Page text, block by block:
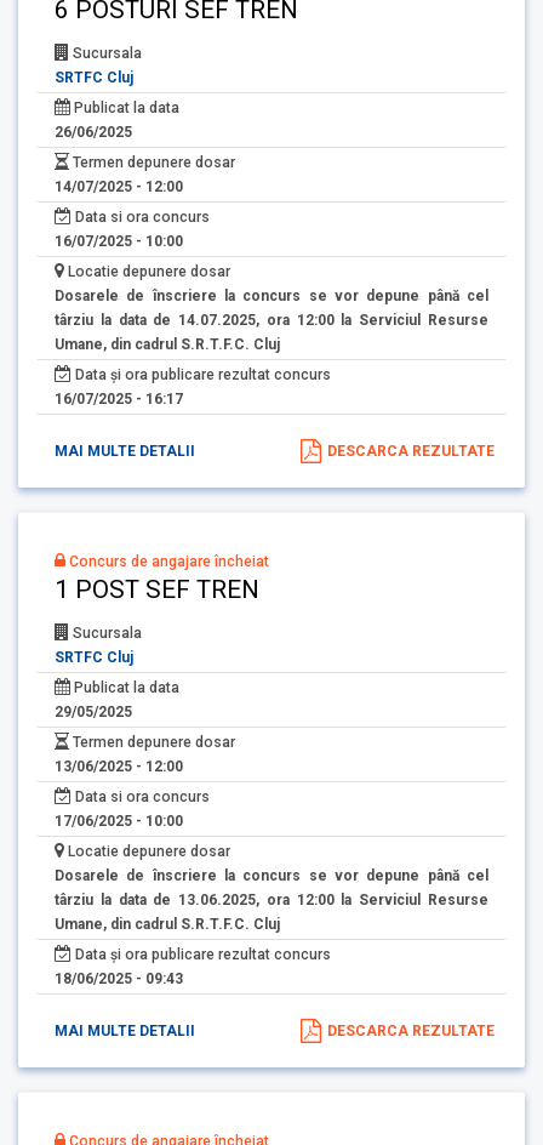
6 POSTURI SEF TREN
Sucursala
SRTFC Cluj
Publicat la data
26/06/2025
Termen depunere dosar
14/07/2025 - 12:00
Data si ora concurs
16/07/2025 - 10:00
Locatie depunere dosar
Dosarele de înscriere la concurs se vor depune până cel
târziu la data de 14.07.2025, ora 12:00 la Serviciul Resurse
Umane, din cadrul S.R.T.F.C. Cluj
Data și ora publicare rezultat concurs
16/07/2025 - 16:17
MAI MULTE DETALII DESCARCA REZULTATE
Concurs de angajare încheiat
1 POST SEF TREN
Sucursala
SRTFC Cluj
Publicat la data
29/05/2025
Termen depunere dosar
13/06/2025 - 12:00
Data si ora concurs
17/06/2025 - 10:00
Locatie depunere dosar
Dosarele de înscriere la concurs se vor depune până cel
târziu la data de 13.06.2025, ora 12:00 la Serviciul Resurse
Umane, din cadrul S.R.T.F.C. Cluj
Data și ora publicare rezultat concurs
18/06/2025 - 09:43
MAI MULTE DETALII DESCARCA REZULTATE